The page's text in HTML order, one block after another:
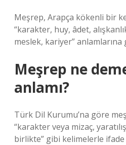
Meşrep, Arapça kökenli bir
“karakter, huy, âdet,
meslek, kariyer” anlamlarına
Meşrep ne
anlamı?
Türk Dil Kurumu’na göre
“karakter veya mizaç,
birlikte” gibi kelimelerle